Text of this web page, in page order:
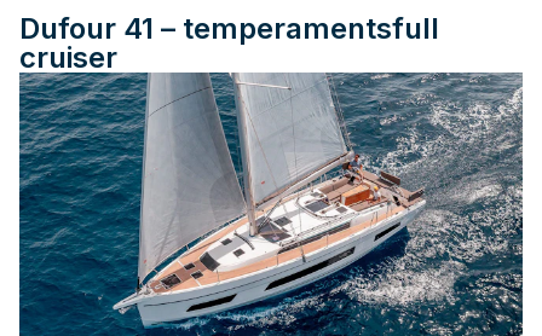
Dufour 41 – temperamentsfull
cruiser